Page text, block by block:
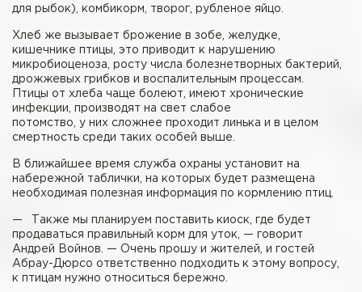
для рыбок), комбикорм, творог, рубленое яйцо.
Хлеб же вызывает брожение в зобе, желудке,
кишечнике птицы, это приводит к нарушению
микробиоценоза, росту числа болезнетворных бактерий,
дрожжевых грибков и воспалительным процессам.
Птицы от хлеба чаще болеют, имеют хронические
инфекции, производят на свет слабое
потомство, у них сложнее проходит линька и в целом
смертность среди таких особей выше.
В ближайшее время служба охраны установит на
набережной таблички, на которых будет размещена
необходимая полезная информация по кормлению птиц.
— Также мы планируем поставить киоск, где будет
продаваться правильный корм для уток, — говорит
Андрей Войнов. — Очень прошу и жителей, и гостей
Абрау-Дюрсо ответственно подходить к этому вопросу,
к птицам нужно относиться бережно.